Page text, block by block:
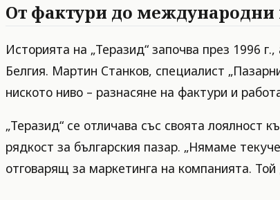
От фактури до международни
Историята на „Теразид“ започва през 1996
Белгия. Мартин Станков, специалист
ниското ниво – разнасяне на фактури и
„Теразид“ се отличава със своята
рядкост за българския пазар. „Нямаме
отговарящ за маркетинга на компанията.